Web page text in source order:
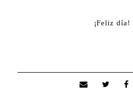
¡Feliz día!